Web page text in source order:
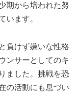
期から培われた努
います。
負けず嫌いな性格
ンサーとしてのキ
ました。挑戦を恐
の活動にも息づい